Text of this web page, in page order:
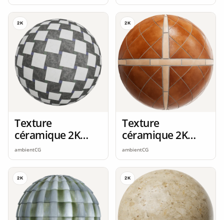
2K
Texture
céramique 2K
seamless
ambientCG
2K
Texture
céramique 2K
seamless
ambientCG
2K 2K